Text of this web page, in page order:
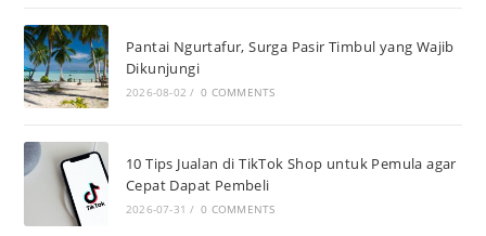
Pantai Ngurtafur, Surga Pasir Timbul yang Wajib
Dikunjungi
2026-08-02 / 0 COMMENTS
10 Tips Jualan di TikTok Shop untuk Pemula agar
Cepat Dapat Pembeli
2026-07-31 / 0 COMMENTS